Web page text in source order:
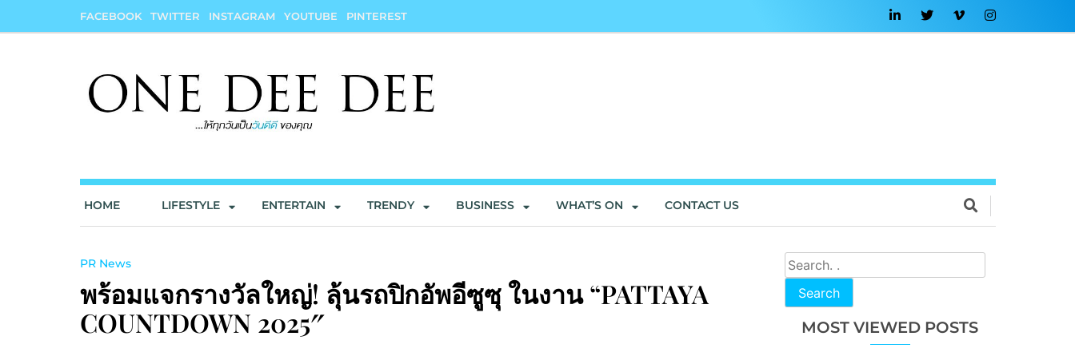
FACEBOOK TWITTER INSTAGRAM YOUTUBE PINTEREST
HOME LIFESTYLE ENTERTAIN TRENDY BUSINESS WHAT’S ON CONTACT US
Search
MOST VIEWED POSTS
PR News
พร้อมแจกรางวัลใหญ่! ลุ้นรถปิกอัพอีซูซุ ในงาน “PATTAYA
COUNTDOWN 2025″